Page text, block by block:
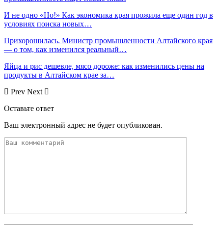
И не одно «Но!» Как экономика края прожила еще один год в
условиях поиска новых…
Прихорошилась. Министр промышленности Алтайского края
— о том, как изменился реальный…
Яйца и рис дешевле, мясо дороже: как изменились цены на
продукты в Алтайском крае за…
Prev Next
Оставьте ответ
Ваш электронный адрес не будет опубликован.